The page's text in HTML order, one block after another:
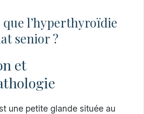
que l’hyperthyroïdie
senior ?
et
une petite glande située au